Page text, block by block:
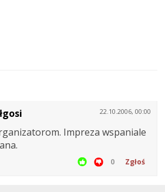
22.10.2006, 00:00
Impreza wspaniale
0 Zgłoś